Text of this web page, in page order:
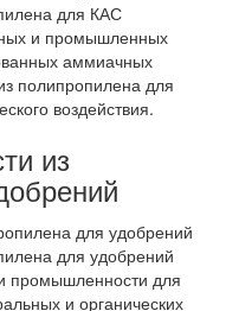
для КАС
и промышленных
аммиачных
полипропилена для
воздействия.
из
для удобрений
промышленности для
и органических